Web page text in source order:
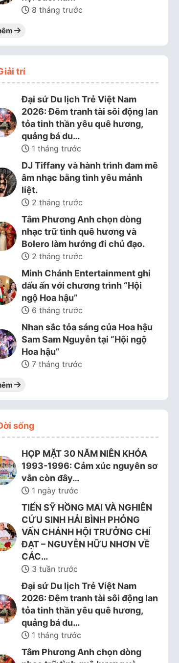
8 tháng trước
trí
Đại sứ Du lịch Trẻ Việt Nam
2026: Đêm tranh tài sôi động lan
tỏa tinh thần yêu quê hương,
quảng bá du…
1 tháng trước
DJ Tiffany và hành trình đam mê
âm nhạc bằng tình yêu mảnh
liệt.
2 tháng trước
Tâm Phương Anh chọn dòng
nhạc trữ tình quê hương và
Bolero làm hướng đi chủ đạo.
2 tháng trước
Minh Chánh Entertainment ghi
dấu ấn với chương trình “Hội
ngộ Hoa hậu”
6 tháng trước
Nhan sắc tỏa sáng của Hoa hậu
Sam Sam Nguyễn tại “Hội ngộ
Hoa hậu”
7 tháng trước
sống
HỌP MẶT 30 NĂM NIÊN KHÓA
1993-1996: Cảm xúc nguyên sơ
vẫn còn đây…
1 ngày trước
TIẾN SỸ HỒNG MAI VÀ NGHIÊN
CỨU SINH HẢI BÌNH PHỎNG
VẤN CHÁNH HỘI TRƯỞNG CHÍ
ĐẠT – NGUYỄN HỮU NHƠN VỀ
CÁC…
3 tuần trước
Đại sứ Du lịch Trẻ Việt Nam
2026: Đêm tranh tài sôi động lan
tỏa tinh thần yêu quê hương,
quảng bá du…
1 tháng trước
Tâm Phương Anh chọn dòng